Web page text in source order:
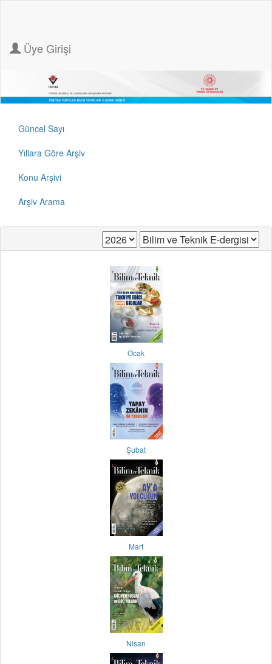
Üye Girişi
Güncel Sayı
Yıllara Göre Arşiv
Konu Arşivi
Arşiv Arama
Ocak
Şubat
Mart
Nisan